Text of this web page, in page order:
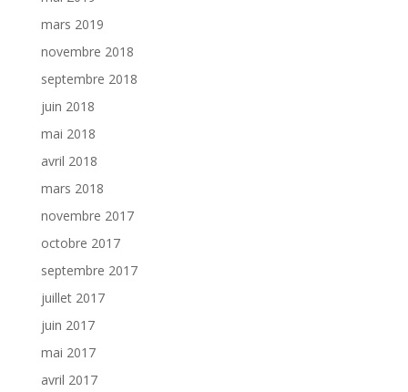
mars 2019
novembre 2018
septembre 2018
juin 2018
mai 2018
avril 2018
mars 2018
novembre 2017
octobre 2017
septembre 2017
juillet 2017
juin 2017
mai 2017
avril 2017